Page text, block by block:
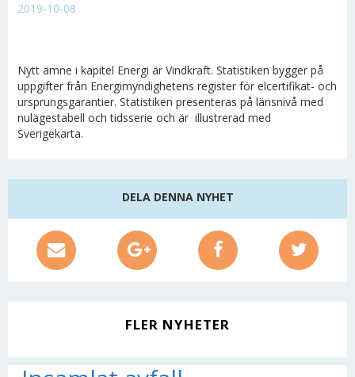
2019-10-08
Nytt ämne i kapitel Energi är Vindkraft. Statistiken bygger på
uppgifter från Energimyndighetens register för elcertifikat- och
ursprungsgarantier. Statistiken presenteras på länsnivå med
nulägestabell och tidsserie och är illustrerad med
Sverigekarta.
DELA DENNA NYHET
FLER NYHETER